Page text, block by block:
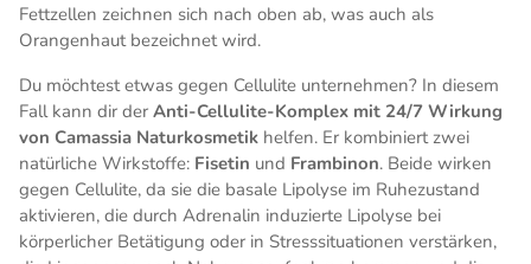
Fettzellen zeichnen sich nach oben ab, was auch als
Orangenhaut bezeichnet wird.
Du möchtest etwas gegen Cellulite unternehmen? In diesem
Fall kann dir der Anti-Cellulite-Komplex mit 24/7 Wirkung
von Camassia Naturkosmetik helfen. Er kombiniert zwei
natürliche Wirkstoffe: Fisetin und Frambinon. Beide wirken
gegen Cellulite, da sie die basale Lipolyse im Ruhezustand
aktivieren, die durch Adrenalin induzierte Lipolyse bei
körperlicher Betätigung oder in Stresssituationen verstärken,